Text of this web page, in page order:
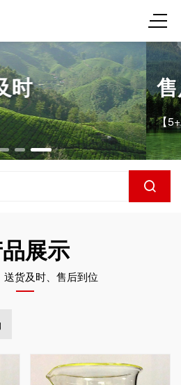
贴心
小时】即时响应
展示
送货及时、售后到位